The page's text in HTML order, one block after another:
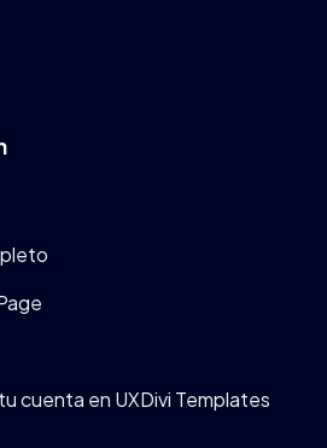
cuenta en UXDivi Templates